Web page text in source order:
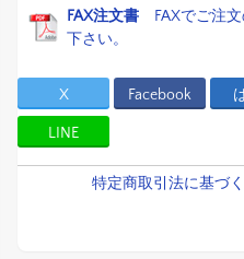
FAX注文書 FAXでご注文
下さい。
X Facebook
LINE
特定商取引法に基づ